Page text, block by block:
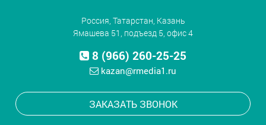
Россия, Татарстан, Казань
Ямашева 51, подъезд 5, офис 4
8 (966) 260-25-25
kazan@rmedia1.ru
ЗАКАЗАТЬ ЗВОНОК